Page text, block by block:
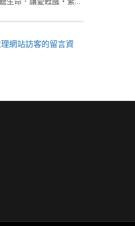
網站訪客的留言資